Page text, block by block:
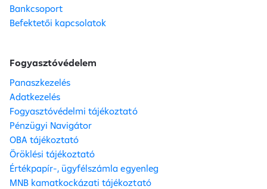
Bankcsoport
Befektetői kapcsolatok
Fogyasztóvédelem
Panaszkezelés
Adatkezelés
Fogyasztóvédelmi tájékoztató
Pénzügyi Navigátor
OBA tájékoztató
Öröklési tájékoztató
Értékpapír-, ügyfélszámla egyenleg
MNB kamatkockázati tájékoztató